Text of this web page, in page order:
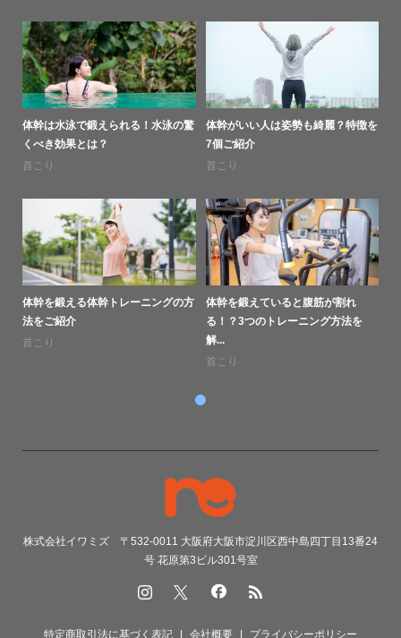
体幹は水泳で鍛えられる！水泳の驚
くべき効果とは？
首こり
体幹がいい人は姿勢も綺麗？特徴を
7個ご紹介
首こり
体幹を鍛える体幹トレーニングの方
法をご紹介
首こり
体幹を鍛えていると腹筋が割れ
る！？3つのトレーニング方法を
解...
首こり
株式会社イワミズ 〒532-0011 大阪府大阪市淀川区西中島四丁目13番24
号 花原第3ビル301号室
特定商取引法に基づく表記 会社概要 プライバシーポリシー